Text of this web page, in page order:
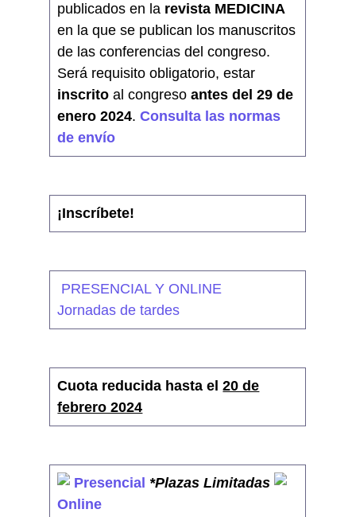
publicados en la revista MEDICINA
en la que se publican los manuscritos
de las conferencias del congreso.
Será requisito obligatorio, estar
inscrito al congresoantes del 29 de
enero 2024.Consulta las normas
de envío
¡Inscríbete!
PRESENCIAL Y ONLINE
Jornadas de tardes
Cuota reducida hasta el20 de
febrero 2024
Presencial *Plazas Limitadas
Online